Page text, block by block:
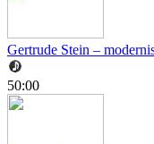
Gertrude Stein –
50:00